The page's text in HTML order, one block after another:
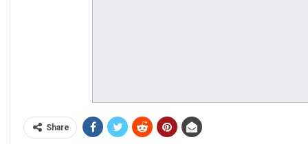
Share